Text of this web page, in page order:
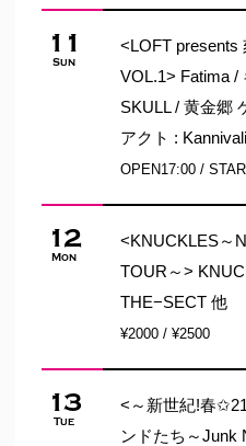
11
Sun
<LOFT presents
VOL.1> Fatima /
SKULL / 黄金郷
アクト :
OPEN17:00 /
12
Mon
<KNUCKLES～
TOUR～>
THE−SECT 他
¥2000 / ¥2500
13
Tue
<～新世紀!春
ンドたち～Junk